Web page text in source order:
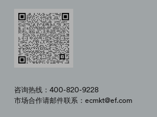
咨询热线：400-820-9228
市场合作请邮件联系：ecmkt@ef.com